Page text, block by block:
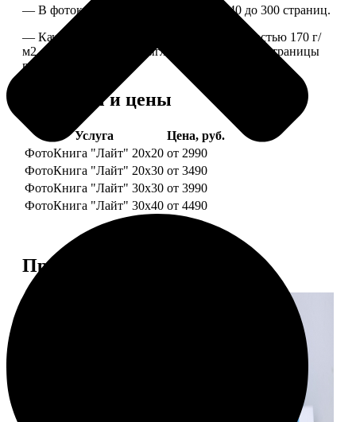
— В фотокниге можно разместить от 40 до 300 страниц.
— Качественная мелованная бумага плотностью 170 г/
м2, то есть страницы выглядят, как плотные страницы
глянцевого журнала.
Форматы и цены
Услуга
Цена, руб.
ФотоКнига "Лайт" 20x20 от 2990
ФотоКнига "Лайт" 20x30 от 3490
ФотоКнига "Лайт" 30x30 от 3990
ФотоКнига "Лайт" 30x40 от 4490
Примеры работ